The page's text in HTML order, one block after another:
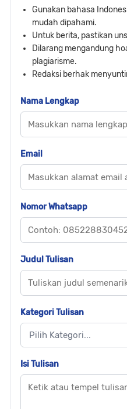
Gunakan bahasa
mudah dipahami.
Untuk berita, pastikan
Dilarang mengandung
plagiarisme.
Redaksi berhak
Nama Lengkap
Email
Nomor Whatsapp
Judul Tulisan
Kategori Tulisan
Isi Tulisan